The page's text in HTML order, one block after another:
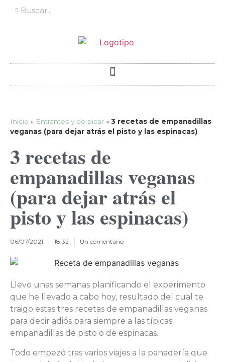
Inicio » Entrantes y de picar » 3 recetas de empanadillas
veganas (para dejar atrás el pisto y las espinacas)
3 recetas de
empanadillas veganas
(para dejar atrás el
pisto y las espinacas)
06/07/2021 18:32 Un comentario
Llevo unas semanas planificando el experimento
que he llevado a cabo hoy, resultado del cual te
traigo estas tres recetas de empanadillas veganas
para decir adiós para siempre a las típicas
empanadillas de pisto o de espinacas.
Todo empezó tras varios viajes a la panadería que